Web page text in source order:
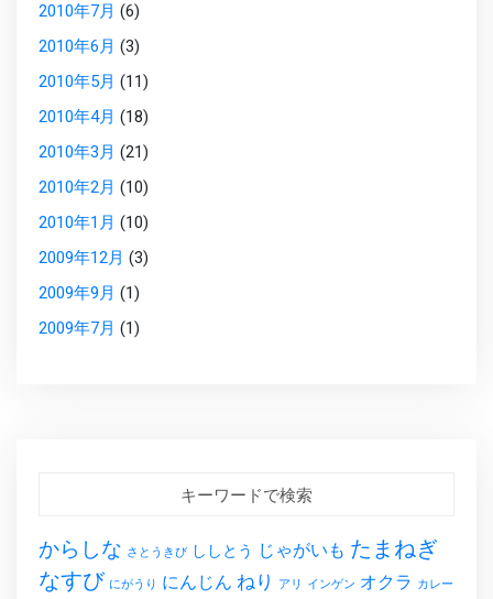
2010年7月 (6)
2010年6月 (3)
2010年5月 (11)
2010年4月 (18)
2010年3月 (21)
2010年2月 (10)
2010年1月 (10)
2009年12月 (3)
2009年9月 (1)
2009年7月 (1)
キーワードで検索
からしな さとうきび ししとう じゃがいも たまねぎ
なすび にがうり にんじん ねり アリ インゲン オクラ カレー